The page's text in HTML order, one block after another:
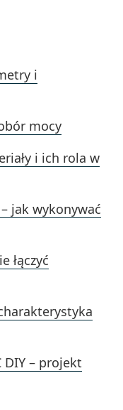
i
mocy
i ich rola w
jak wykonywać
łączyć
DIY – projekt